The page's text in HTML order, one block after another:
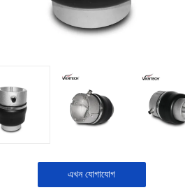
এখন যোগাযোগ